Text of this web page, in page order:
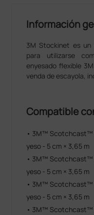
Información
3M Stockinet es un
para utilizarse
enyesado flexible
venda de escayola,
Compatible
• 3M™ Scotchcast™
yeso - 5 cm × 3,65 m
• 3M™ Scotchcast™
yeso - 5 cm × 3,65 m
• 3M™ Scotchcast™
yeso - 5 cm × 3,65 m
• 3M™ Scotchcast™